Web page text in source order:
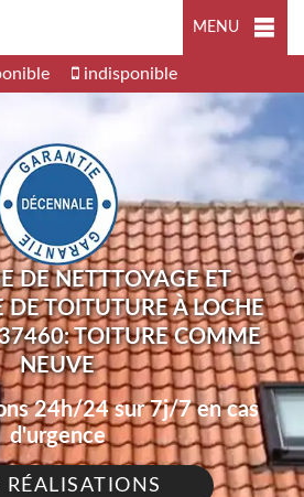
MENU
indisponible
DE NETTTOYAGE ET
DE TOITUTURE À LOCHE
TOITURE COMME
NEUVE
24h/24 sur 7j/7 en cas
d'urgence
RÉALISATIONS